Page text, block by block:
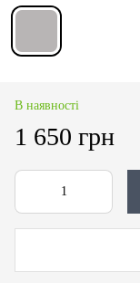
В наявності
1 650 грн